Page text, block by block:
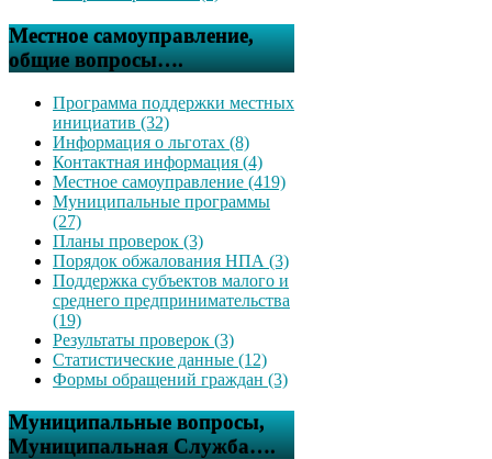
Местное самоуправление,
общие вопросы….
Программа поддержки местных
инициатив (32)
Информация о льготах (8)
Контактная информация (4)
Местное самоуправление (419)
Муниципальные программы
(27)
Планы проверок (3)
Порядок обжалования НПА (3)
Поддержка субъектов малого и
среднего предпринимательства
(19)
Результаты проверок (3)
Статистические данные (12)
Формы обращений граждан (3)
Муниципальные вопросы,
Муниципальная Служба….